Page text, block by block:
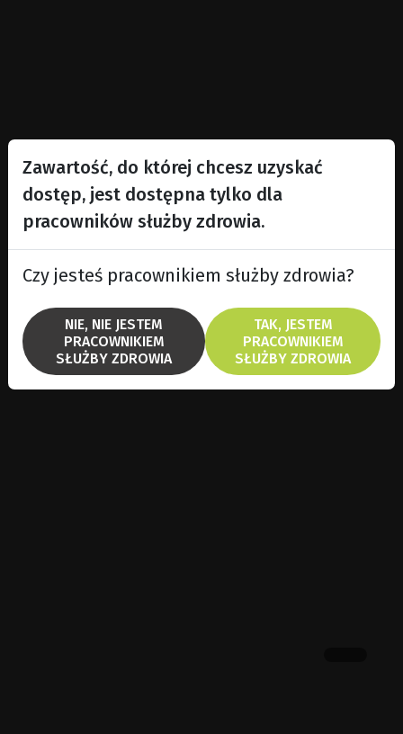
Zawartość, do której chcesz uzyskać
dostęp, jest dostępna tylko dla
pracowników służby zdrowia.
Czy jesteś pracownikiem służby zdrowia?
NIE, NIE JESTEM
PRACOWNIKIEM
SŁUŻBY ZDROWIA
TAK, JESTEM
PRACOWNIKIEM
SŁUŻBY ZDROWIA